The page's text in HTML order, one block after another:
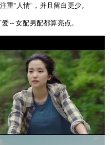
重“人情”，并且留白更少。
～女配男配都算亮点。